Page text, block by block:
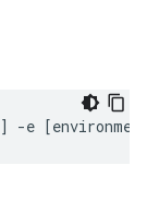
] -e [